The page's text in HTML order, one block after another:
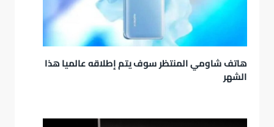
هاتف شاومي المنتظر سوف يتم إطلاقه عالميا هذا
الشهر